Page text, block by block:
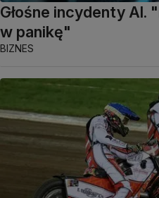
Głośne incydenty AI.
w panikę"
BIZNES